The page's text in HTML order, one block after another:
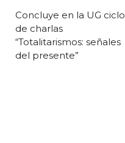
Concluye en la UG ciclo
de charlas
“Totalitarismos: señales
del presente”